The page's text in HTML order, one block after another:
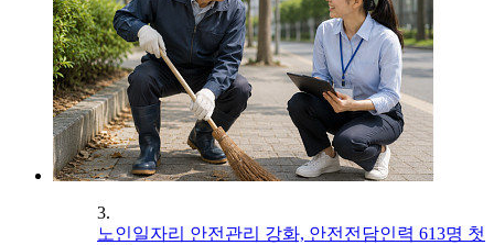
3.
노인일자리 안전관리 강화, 안전전담인력 613명 첫